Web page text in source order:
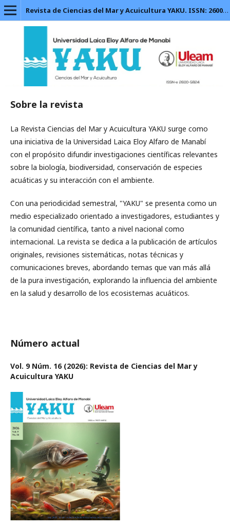
Revista de Ciencias del Mar y Acuicultura YAKU. ISSN: 2600-5824.
Sobre la revista
La Revista Ciencias del Mar y Acuicultura YAKU surge como
una iniciativa de la Universidad Laica Eloy Alfaro de Manabí
con el propósito difundir investigaciones científicas relevantes
sobre la biología, biodiversidad, conservación de especies
acuáticas y su interacción con el ambiente.
Con una periodicidad semestral, "YAKU" se presenta como un
medio especializado orientado a investigadores, estudiantes y
la comunidad científica, tanto a nivel nacional como
internacional. La revista se dedica a la publicación de artículos
originales, revisiones sistemáticas, notas técnicas y
comunicaciones breves, abordando temas que van más allá
de la pura investigación, explorando la influencia del ambiente
en la salud y desarrollo de los ecosistemas acuáticos.
Número actual
Vol. 9 Núm. 16 (2026): Revista de Ciencias del Mar y
Acuicultura YAKU